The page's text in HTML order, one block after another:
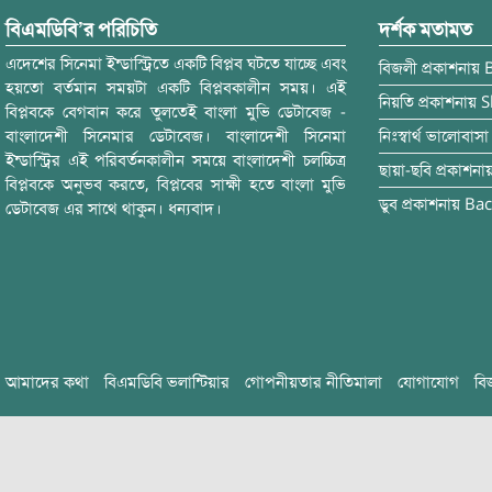
বিএমডিবি’র পরিচিতি
এদেশের সিনেমা ইন্ডাস্ট্রিতে একটি বিপ্লব ঘটতে যাচ্ছে এবং
হয়তো বর্তমান সময়টা একটি বিপ্লবকালীন সময়। এই
বিপ্লবকে বেগবান করে তুলতেই বাংলা মুভি ডেটাবেজ -
বাংলাদেশী সিনেমার ডেটাবেজ। বাংলাদেশী সিনেমা
ইন্ডাস্ট্রির এই পরিবর্তনকালীন সময়ে বাংলাদেশী চলচ্চিত্র
বিপ্লবকে অনুভব করতে, বিপ্লবের সাক্ষী হতে বাংলা মুভি
ডেটাবেজ এর সাথে থাকুন। ধন্যবাদ।
দর্শক মতামত
বিজলী প্রকাশনায়
নিয়তি প্রকাশনায়
নিঃস্বার্থ ভালোবাসা
ছায়া-ছবি
ডুব প্রকাশনায়
আমাদের কথা বিএমডিবি ভলান্টিয়ার গোপনীয়তার নীতিমালা যোগাযোগ